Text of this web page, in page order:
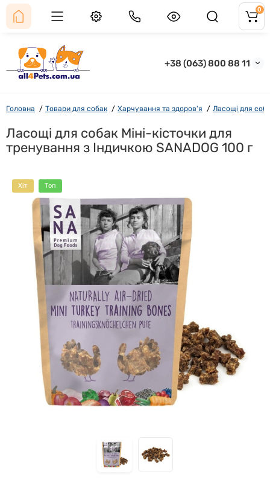
+38 (063) 800 88 11
0
Головна Товари для собак Харчування та здоров'я Ласощі для
Ласощі для собак Міні-кісточки для
тренування з Індичкою SANADOG 100 г
Хіт Топ